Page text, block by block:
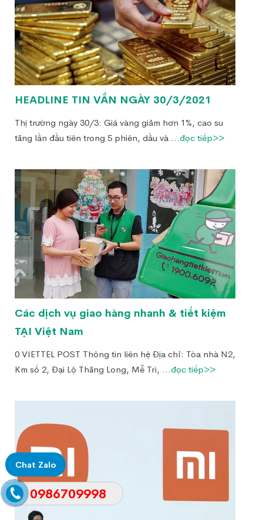
HEADLINE TIN VẮN NGÀY 30/3/2021
Thị trường ngày 30/3: Giá vàng giảm hơn 1%, cao su
tăng lần đầu tiên trong 5 phiên, dầu và ...đọc tiếp>>
Các dịch vụ giao hàng nhanh & tiết kiệm
TẠI Việt Nam
0 VIETTEL POST Thông tin liên hệ Địa chỉ: Tòa nhà N2,
Km số 2, Đại Lộ Thăng Long, Mễ Trì, ...đọc tiếp>>
Chat Zalo
0986709998